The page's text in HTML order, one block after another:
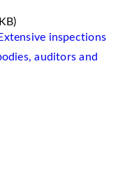
inspections
auditors and